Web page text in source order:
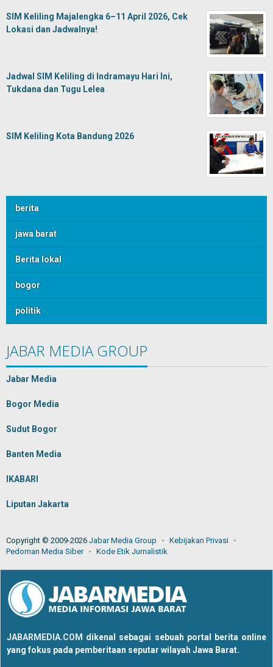
SIM Keliling Majalengka 6–11 April 2026, Cek
Lokasi dan Jadwalnya!
Jadwal SIM Keliling di Indramayu Hari Ini,
Tukdana dan Tugu Lelea
SIM Keliling Kota Bandung 2026
berita
jawa barat
Berita lokal
bogor
politik
JABAR MEDIA GROUP
Jabar Media
Bogor Media
Sudut Bogor
Banten Media
IKABARI
Liputan Jakarta
Copyright © 2009-2026 Jabar Media Group
Kebijakan Privasi
Pedoman Media Siber
Kode Etik Jurnalistik
JABARMEDIA.COM dikenal sebagai sebuah portal berita online
yang fokus pada pemberitaan seputar wilayah Jawa Barat.